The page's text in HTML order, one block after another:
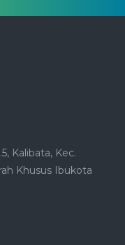
Kalibata, Kec.
Khusus Ibukota